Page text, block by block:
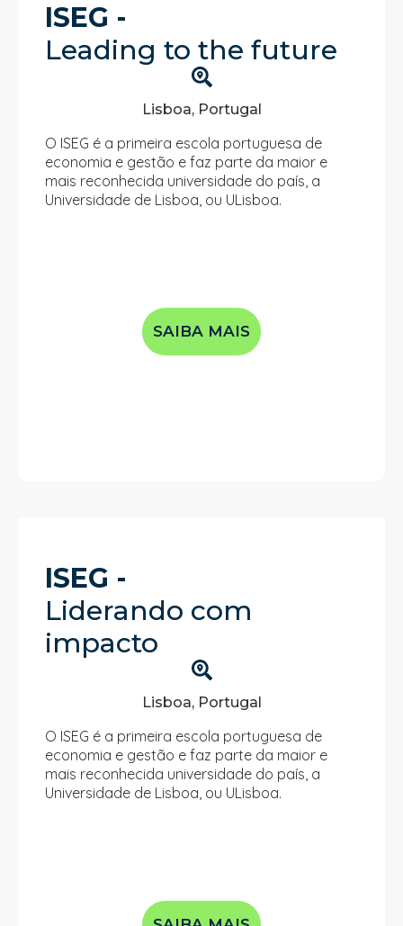
ISEG -
Leading to the future
Lisboa, Portugal
O ISEG é a primeira escola portuguesa de
economia e gestão e faz parte da maior e
mais reconhecida universidade do país, a
Universidade de Lisboa, ou ULisboa.
SAIBA MAIS
ISEG -
Liderando com
impacto
Lisboa, Portugal
O ISEG é a primeira escola portuguesa de
economia e gestão e faz parte da maior e
mais reconhecida universidade do país, a
Universidade de Lisboa, ou ULisboa.